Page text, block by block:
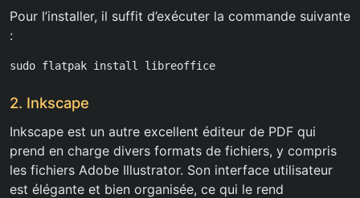
Pour l’installer, il suffit d’exécuter la commande suivante
:
sudo flatpak install libreoffice
2. Inkscape
Inkscape est un autre excellent éditeur de PDF qui
prend en charge divers formats de fichiers, y compris
les fichiers Adobe Illustrator. Son interface utilisateur
est élégante et bien organisée, ce qui le rend